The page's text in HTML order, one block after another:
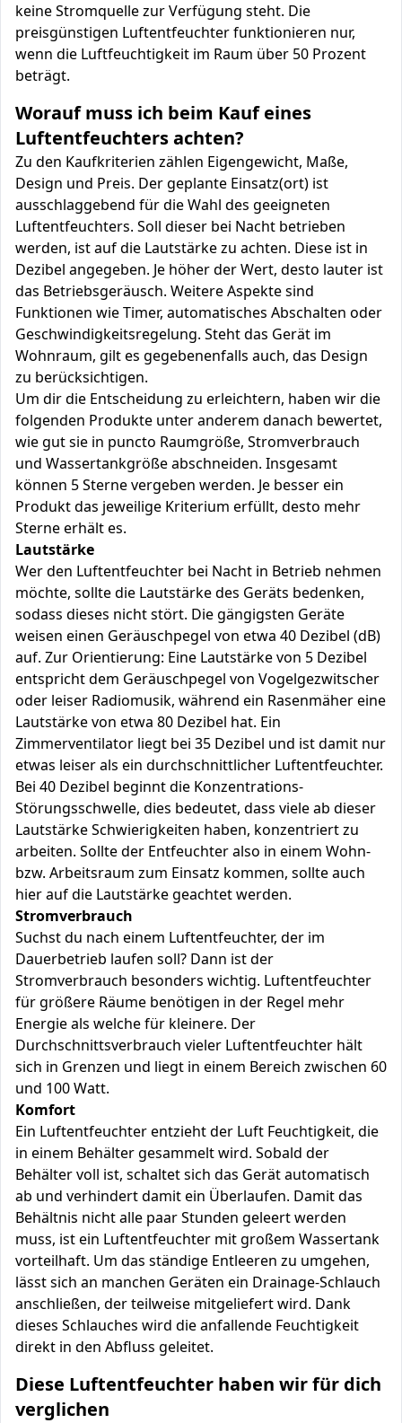
keine Stromquelle zur Verfügung steht. Die
preisgünstigen Luftentfeuchter funktionieren nur,
wenn die Luftfeuchtigkeit im Raum über 50 Prozent
beträgt.
Worauf muss ich beim Kauf eines
Luftentfeuchters achten?
Zu den Kaufkriterien zählen Eigengewicht, Maße,
Design und Preis. Der geplante Einsatz(ort) ist
ausschlaggebend für die Wahl des geeigneten
Luftentfeuchters. Soll dieser bei Nacht betrieben
werden, ist auf die Lautstärke zu achten. Diese ist in
Dezibel angegeben. Je höher der Wert, desto lauter ist
das Betriebsgeräusch. Weitere Aspekte sind
Funktionen wie Timer, automatisches Abschalten oder
Geschwindigkeitsregelung. Steht das Gerät im
Wohnraum, gilt es gegebenenfalls auch, das Design
zu berücksichtigen.
Um dir die Entscheidung zu erleichtern, haben wir die
folgenden Produkte unter anderem danach bewertet,
wie gut sie in puncto Raumgröße, Stromverbrauch
und Wassertankgröße abschneiden. Insgesamt
können 5 Sterne vergeben werden. Je besser ein
Produkt das jeweilige Kriterium erfüllt, desto mehr
Sterne erhält es.
Lautstärke
Wer den Luftentfeuchter bei Nacht in Betrieb nehmen
möchte, sollte die Lautstärke des Geräts bedenken,
sodass dieses nicht stört. Die gängigsten Geräte
weisen einen Geräuschpegel von etwa 40 Dezibel (dB)
auf. Zur Orientierung: Eine Lautstärke von 5 Dezibel
entspricht dem Geräuschpegel von Vogelgezwitscher
oder leiser Radiomusik, während ein Rasenmäher eine
Lautstärke von etwa 80 Dezibel hat. Ein
Zimmerventilator liegt bei 35 Dezibel und ist damit nur
etwas leiser als ein durchschnittlicher Luftentfeuchter.
Bei 40 Dezibel beginnt die Konzentrations-
Störungsschwelle, dies bedeutet, dass viele ab dieser
Lautstärke Schwierigkeiten haben, konzentriert zu
arbeiten. Sollte der Entfeuchter also in einem Wohn-
bzw. Arbeitsraum zum Einsatz kommen, sollte auch
hier auf die Lautstärke geachtet werden.
Stromverbrauch
Suchst du nach einem Luftentfeuchter, der im
Dauerbetrieb laufen soll? Dann ist der
Stromverbrauch besonders wichtig. Luftentfeuchter
für größere Räume benötigen in der Regel mehr
Energie als welche für kleinere. Der
Durchschnittsverbrauch vieler Luftentfeuchter hält
sich in Grenzen und liegt in einem Bereich zwischen 60
und 100 Watt.
Komfort
Ein Luftentfeuchter entzieht der Luft Feuchtigkeit, die
in einem Behälter gesammelt wird. Sobald der
Behälter voll ist, schaltet sich das Gerät automatisch
ab und verhindert damit ein Überlaufen. Damit das
Behältnis nicht alle paar Stunden geleert werden
muss, ist ein Luftentfeuchter mit großem Wassertank
vorteilhaft. Um das ständige Entleeren zu umgehen,
lässt sich an manchen Geräten ein Drainage-Schlauch
anschließen, der teilweise mitgeliefert wird. Dank
dieses Schlauches wird die anfallende Feuchtigkeit
direkt in den Abfluss geleitet.
Diese Luftentfeuchter haben wir für dich
verglichen